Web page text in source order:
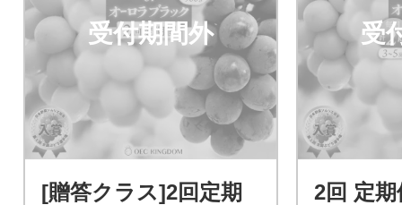
受付期間外
[贈答クラス]2回定期
受
2回 定